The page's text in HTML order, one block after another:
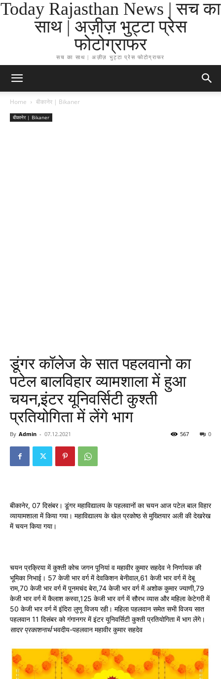
Today Rajasthan News | सच का
साथ | अज़ीज़ भुट्टा प्रेस
फोटोग्राफर
सच का साथ | अज़ीज़ भुट्टा प्रेस फोटोग्राफर
Home बीकानेर | Bikaner
बीकानेर | Bikaner
डूंगर कॉलेज के सात पहलवानो का
पटेल बालविहार व्यामशाला में हुआ
चयन,इंटर यूनिवर्सिटी कुश्ती
प्रतियोगिता में लेंगे भाग
By Admin - 07.12.2021 0
567
बीकानेर, 07 दिसंबर। डूंगर महाविद्यालय के पहलवानों का चयन आज पटेल बाल विहार
व्यायामशाला में किया गया। महाविद्यालय के खेल प्रकोष्ठ से मुख्तियार अली की देखरेख
में चयन किया गया।
चयन प्रक्रिया में कुश्ती कोच जगन पूनियां व महावीर कुमार सहदेव ने निर्णायक की
भूमिका निभाई। 57 केजी भार वर्ग में देवकिशन बेनीवाल,61 केजी भार वर्ग में देबू
राम,70 केजी भार वर्ग में पूनमचंद बेरा,74 केजी भार वर्ग में अशोक कुमार ज्याणी,79
केजी भार वर्ग में कैलाश कस्वा,125 केजी भार वर्ग में सौरभ व्यास और महिला केटेगरी में
50 केजी भार वर्ग में इंदिरा लुणू विजय रही। महिला पहलवान समेत सभी विजय सात
पहलवान 11 दिसंबर को गंगानगर में इंटर यूनिवर्सिटी कुश्ती प्रतियोगिता में भाग लेंगे।
सादर प्रकाशनार्थभवदीय-पहलवान महावीर कुमार सहदेव